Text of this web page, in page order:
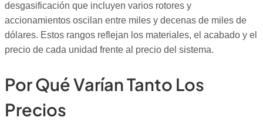
desgasificación que incluyen varios rotores y
accionamientos oscilan entre miles y decenas de miles de
dólares. Estos rangos reflejan los materiales, el acabado y el
precio de cada unidad frente al precio del sistema.
Por Qué Varían Tanto Los
Precios